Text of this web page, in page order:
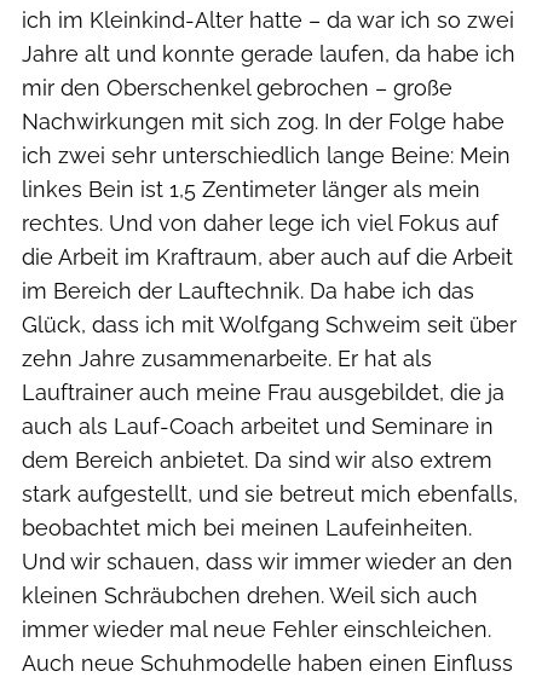
ich im Kleinkind-Alter hatte – da war ich so zwei
Jahre alt und konnte gerade laufen, da habe ich
mir den Oberschenkel gebrochen – große
Nachwirkungen mit sich zog. In der Folge habe
ich zwei sehr unterschiedlich lange Beine: Mein
linkes Bein ist 1,5 Zentimeter länger als mein
rechtes. Und von daher lege ich viel Fokus auf
die Arbeit im Kraftraum, aber auch auf die Arbeit
im Bereich der Lauftechnik. Da habe ich das
Glück, dass ich mit Wolfgang Schweim seit über
zehn Jahre zusammenarbeite. Er hat als
Lauftrainer auch meine Frau ausgebildet, die ja
auch als Lauf-Coach arbeitet und Seminare in
dem Bereich anbietet. Da sind wir also extrem
stark aufgestellt, und sie betreut mich ebenfalls,
beobachtet mich bei meinen Laufeinheiten.
Und wir schauen, dass wir immer wieder an den
kleinen Schräubchen drehen. Weil sich auch
immer wieder mal neue Fehler einschleichen.
Auch neue Schuhmodelle haben einen Einfluss